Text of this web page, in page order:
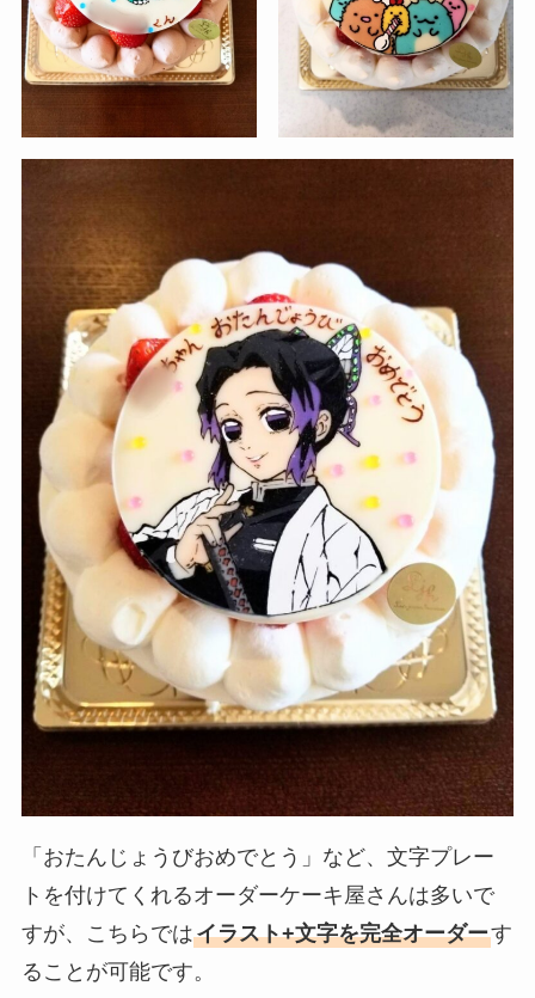
「おたんじょうびおめでとう」など、文字プレー
トを付けてくれるオーダーケーキ屋さんは多いで
すが、こちらではイラスト+文字を完全オーダーす
ることが可能です。